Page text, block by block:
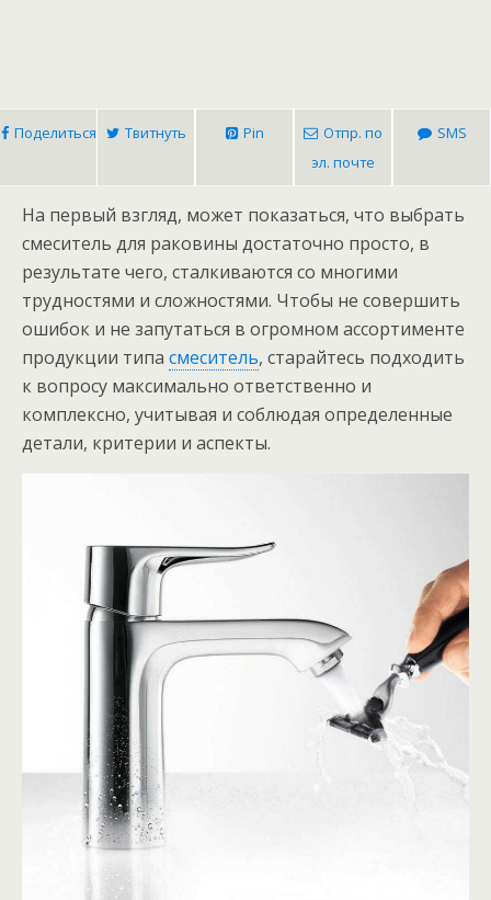
Поделиться Твитнуть Pin
Отпр. по
эл. почте
SMS
На первый взгляд, может показаться, что выбрать
смеситель для раковины достаточно просто, в
результате чего, сталкиваются со многими
трудностями и сложностями. Чтобы не совершить
ошибок и не запутаться в огромном ассортименте
продукции типа смеситель, старайтесь подходить
к вопросу максимально ответственно и
комплексно, учитывая и соблюдая определенные
детали, критерии и аспекты.